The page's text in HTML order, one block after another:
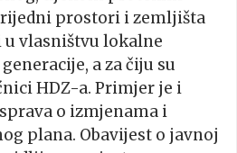
prostori i zemljišta
vlasništvu lokalne
a za čiju su
HDZ-a. Primjer je i
o izmjenama i
plana. Obavijest o javnoj